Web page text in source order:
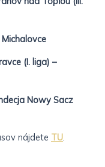
Michalovce
(I. liga) –
Nowy Sacz
nájdete TU.